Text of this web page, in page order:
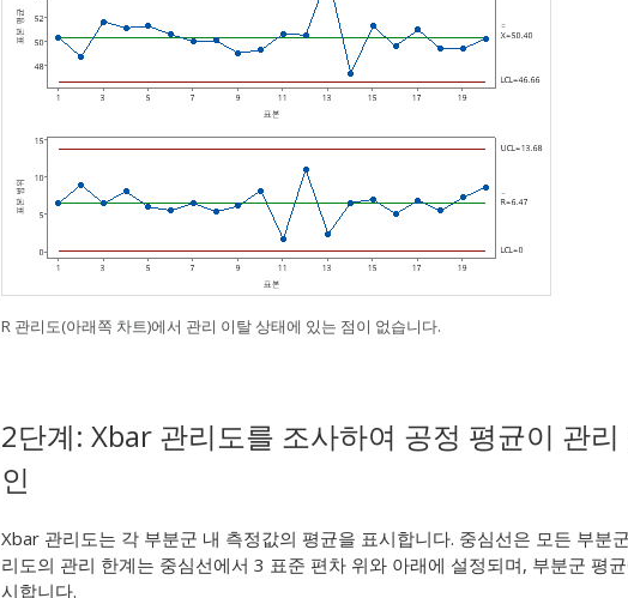
R 관리도(아래쪽 차트)에서 관리 이탈 상태에 있는 점이 없습니다.
2단계: Xbar 관리도를 조사하여 공정 평균이 관
인
Xbar 관리도는 각 부분군 내 측정값의 평균을 표시합니다. 중심선은 모든 부분
리도의 관리 한계는 중심선에서 3 표준 편차 위와 아래에 설정되며, 부분군 평
시합니다.